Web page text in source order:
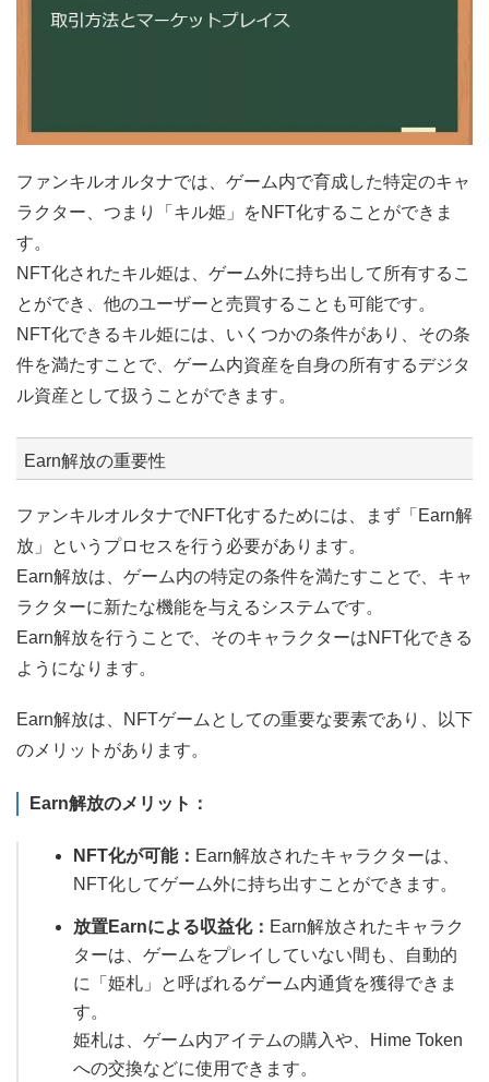
ファンキルオルタナでは、ゲーム内で育成した特定のキャ
ラクター、つまり「キル姫」をNFT化することができま
す。
NFT化されたキル姫は、ゲーム外に持ち出して所有するこ
とができ、他のユーザーと売買することも可能です。
NFT化できるキル姫には、いくつかの条件があり、その条
件を満たすことで、ゲーム内資産を自身の所有するデジタ
ル資産として扱うことができます。
Earn解放の重要性
ファンキルオルタナでNFT化するためには、まず「Earn解
放」というプロセスを行う必要があります。
Earn解放は、ゲーム内の特定の条件を満たすことで、キャ
ラクターに新たな機能を与えるシステムです。
Earn解放を行うことで、そのキャラクターはNFT化できる
ようになります。
Earn解放は、NFTゲームとしての重要な要素であり、以下
のメリットがあります。
Earn解放のメリット：
NFT化が可能： Earn解放されたキャラクターは、
NFT化してゲーム外に持ち出すことができます。
放置Earnによる収益化： Earn解放されたキャラク
ターは、ゲームをプレイしていない間も、自動的
に「姫札」と呼ばれるゲーム内通貨を獲得できま
す。
姫札は、ゲーム内アイテムの購入や、Hime Token
への交換などに使用できます。